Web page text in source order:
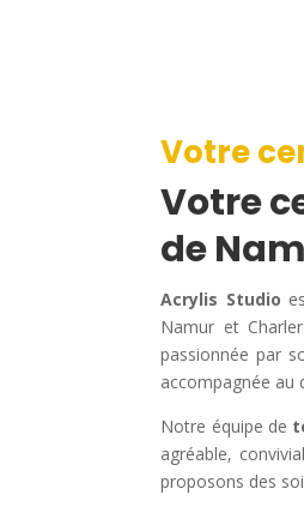
Votre
Votre
de
Acrylis Studio
Namur et
passionnée par
accompagnée au
Notre équipe de
agréable,
proposons des